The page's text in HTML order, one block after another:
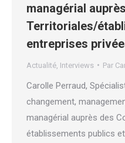
managérial
Territoriales/
entreprises
Actualité Interviews Par
Carolle Perraud,
changement,
managérial auprès des
établissements publics